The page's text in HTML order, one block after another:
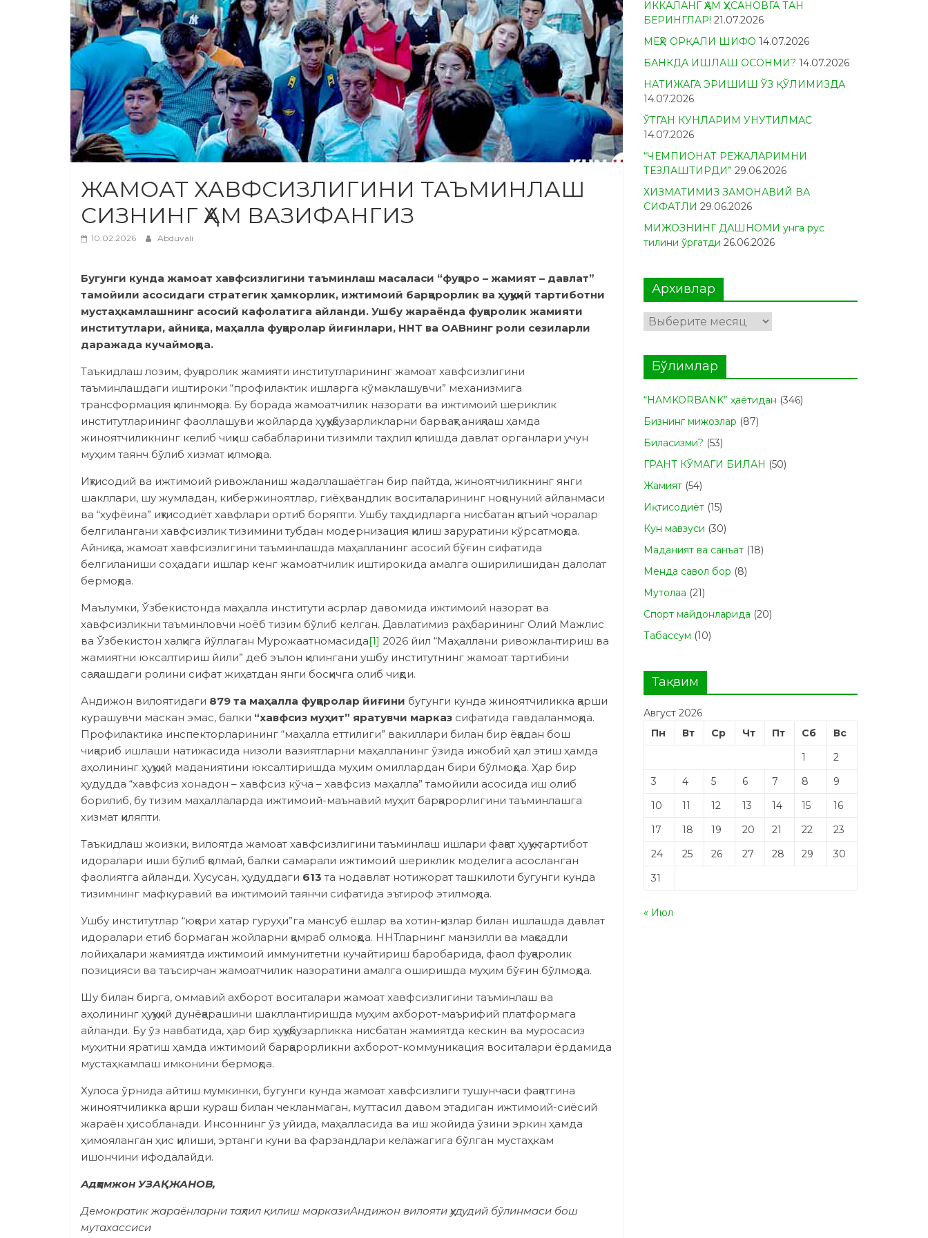
ЖАМОАТ ХАВФСИЗЛИГИНИ ТАЪМИНЛАШ
СИЗНИНГ ҲАМ ВАЗИФАНГИЗ
10.02.2026 Abduvali
Бугунги кунда жамоат хавфсизлигини таъминлаш масаласи “фуқаро – жамият – давлат”
тамойили асосидаги стратегик ҳамкорлик, ижтимоий барқарорлик ва ҳуқуқий тартиботни
мустаҳкамлашнинг асосий кафолатига айланди. Ушбу жараёнда фуқаролик жамияти
институтлари, айниқса, маҳалла фуқаролар йиғинлари, ННТ ва ОАВнинг роли сезиларли
даражада кучаймоқда.
Таъкидлаш лозим, фуқаролик жамияти институтларининг жамоат хавфсизлигини
таъминлашдаги иштироки “профилактик ишларга кўмаклашувчи” механизмига
трансформация қилинмоқда. Бу борада жамоатчилик назорати ва ижтимоий шериклик
институтларининг фаоллашуви жойларда ҳуқуқбузарликларни барвақт аниқлаш ҳамда
жиноятчиликнинг келиб чиқиш сабабларини тизимли таҳлил қилишда давлат органлари учун
муҳим таянч бўлиб хизмат қилмоқда.
Иқтисодий ва ижтимоий ривожланиш жадаллашаётган бир пайтда, жиноятчиликнинг янги
шакллари, шу жумладан, кибержиноятлар, гиёҳвандлик воситаларининг ноқонуний айланмаси
ва “хуфёина” иқтисодиёт хавфлари ортиб боряпти. Ушбу таҳдидларга нисбатан қатъий чоралар
белгилангани хавфсизлик тизимини тубдан модернизация қилиш заруратини кўрсатмоқда.
Айниқса, жамоат хавфсизлигини таъминлашда маҳалланинг асосий бўғин сифатида
белгиланиши соҳадаги ишлар кенг жамоатчилик иштирокида амалга оширилишидан далолат
бермоқда.
Маълумки, Ўзбекистонда маҳалла институти асрлар давомида ижтимоий назорат ва
хавфсизликни таъминловчи ноёб тизим бўлиб келган. Давлатимиз раҳбарининг Олий Мажлис
ва Ўзбекистон халқига йўллаган Мурожаатномасида[1] 2026 йил “Маҳаллани ривожлантириш ва
жамиятни юксалтириш йили” деб эълон қилингани ушбу институтнинг жамоат тартибини
сақлашдаги ролини сифат жиҳатдан янги босқичга олиб чиқди.
Андижон вилоятидаги 879 та маҳалла фуқаролар йиғини бугунги кунда жиноятчиликка қарши
курашувчи маскан эмас, балки “хавфсиз муҳит” яратувчи марказ сифатида гавдаланмоқда.
Профилактика инспекторларининг “маҳалла еттилиги” вакиллари билан бир ёқадан бош
чиқариб ишлаши натижасида низоли вазиятларни маҳалланинг ўзида ижобий ҳал этиш ҳамда
аҳолининг ҳуқуқий маданиятини юксалтиришда муҳим омиллардан бири бўлмоқда. Ҳар бир
ҳудудда “хавфсиз хонадон – хавфсиз кўча – хавфсиз маҳалла” тамойили асосида иш олиб
борилиб, бу тизим маҳаллаларда ижтимоий-маънавий муҳит барқарорлигини таъминлашга
хизмат қиляпти.
Таъкидлаш жоизки, вилоятда жамоат хавфсизлигини таъминлаш ишлари фақат ҳуқуқ-тартибот
идоралари иши бўлиб қолмай, балки самарали ижтимоий шериклик моделига асосланган
фаолиятга айланди. Хусусан, ҳудуддаги 613 та нодавлат нотижорат ташкилоти бугунги кунда
тизимнинг мафкуравий ва ижтимоий таянчи сифатида эътироф этилмоқда.
Ушбу институтлар “юқори хатар гуруҳи”га мансуб ёшлар ва хотин-қизлар билан ишлашда давлат
идоралари етиб бормаган жойларни қамраб олмоқда. ННТларнинг манзилли ва мақсадли
лойиҳалари жамиятда ижтимоий иммунитетни кучайтириш баробарида, фаол фуқаролик
позицияси ва таъсирчан жамоатчилик назоратини амалга оширишда муҳим бўғин бўлмоқда.
Шу билан бирга, оммавий ахборот воситалари жамоат хавфсизлигини таъминлаш ва
аҳолининг ҳуқуқий дунёқарашини шакллантиришда муҳим ахборот-маърифий платформага
айланди. Бу ўз навбатида, ҳар бир ҳуқуқбузарликка нисбатан жамиятда кескин ва муросасиз
муҳитни яратиш ҳамда ижтимоий барқарорликни ахборот-коммуникация воситалари ёрдамида
мустаҳкамлаш имконини бермоқда.
Хулоса ўрнида айтиш мумкинки, бугунги кунда жамоат хавфсизлиги тушунчаси фақатгина
жиноятчиликка қарши кураш билан чекланмаган, муттасил давом этадиган ижтимоий-сиёсий
жараён ҳисобланади. Инсоннинг ўз уйида, маҳалласида ва иш жойида ўзини эркин ҳамда
ҳимояланган ҳис қилиши, эртанги куни ва фарзандлари келажагига бўлган мустаҳкам
ишончини ифодалайди.
Адҳамжон УЗАҚЖАНОВ,
Демократик жараёнларни таҳлил қилиш марказиАндижон вилояти ҳудудий бўлинмаси бош
мутахассиси
ИККАЛАНГ ҲАМ ҲУСАНОВГА ТАН
БЕРИНГЛАР! 21.07.2026
МЕҲР ОРҚАЛИ ШИФО 14.07.2026
БАНКДА ИШЛАШ ОСОНМИ? 14.07.2026
НАТИЖАГА ЭРИШИШ ЎЗ ҚЎЛИМИЗДА
14.07.2026
ЎТГАН КУНЛАРИМ УНУТИЛМАС
14.07.2026
“ЧЕМПИОНАТ РЕЖАЛАРИМНИ
ТЕЗЛАШТИРДИ” 29.06.2026
ХИЗМАТИМИЗ ЗАМОНАВИЙ ВА
СИФАТЛИ 29.06.2026
МИЖОЗНИНГ ДАШНОМИ унга рус
тилини ўргатди 26.06.2026
Архивлар
Архивлар
Бўлимлар
“HAMKORBANK” ҳаётидан (346)
Бизнинг мижозлар (87)
Биласизми? (53)
ГРАНТ КЎМАГИ БИЛАН (50)
Жамият (54)
Иқтисодиёт (15)
Кун мавзуси (30)
Маданият ва санъат (18)
Менда савол бор (8)
Мутолаа (21)
Спорт майдонларида (20)
Табасcум (10)
Тақвим
Август 2026
Пн
Вт Ср Чт Пт Сб
Вс
1
2
3
4 5 6 7 8
9
10
11 12 13 14 15
16
17
18 19 20 21 22
23
24
25 26 27 28 29
30
31
« Июл